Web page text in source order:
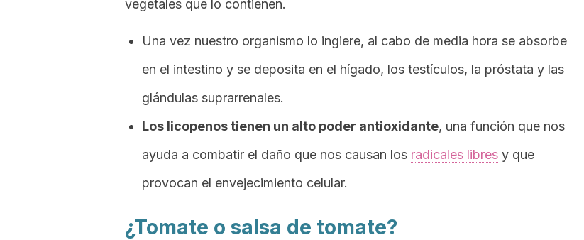
vegetales que lo contienen.
Una vez nuestro organismo lo ingiere, al cabo de media hora se absorbe
en el intestino y se deposita en el hígado, los testículos, la próstata y las
glándulas suprarrenales.
Los licopenos tienen un alto poder antioxidante, una función que nos
ayuda a combatir el daño que nos causan los radicales libres y que
provocan el envejecimiento celular.
¿Tomate o salsa de tomate?